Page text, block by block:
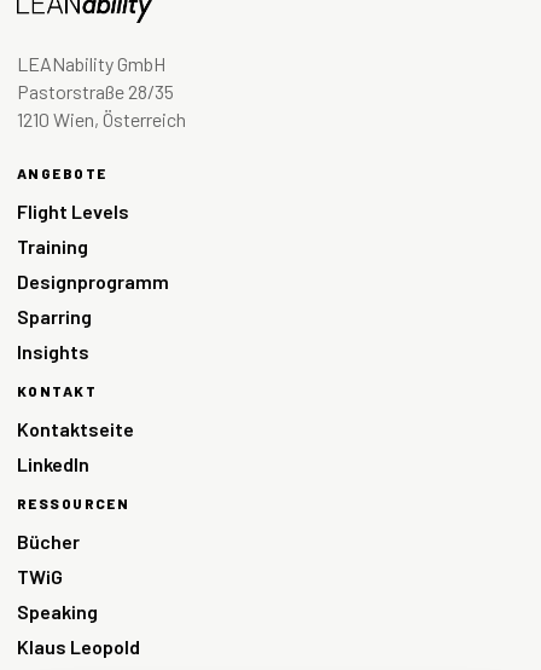
LEANability GmbH
Pastorstraße 28/35
1210 Wien, Österreich
ANGEBOTE
Flight Levels
Training
Designprogramm
Sparring
Insights
KONTAKT
Kontaktseite
LinkedIn
RESSOURCEN
Bücher
TWiG
Speaking
Klaus Leopold